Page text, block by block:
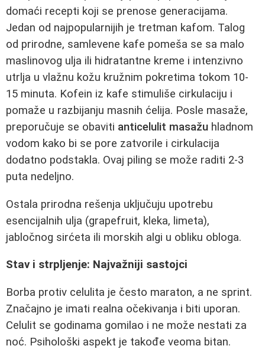
domaći recepti koji se prenose generacijama.
Jedan od najpopularnijih je tretman kafom. Talog
od prirodne, samlevene kafe pomeša se sa malo
maslinovog ulja ili hidratantne kreme i intenzivno
utrlja u vlažnu kožu kružnim pokretima tokom 10-
15 minuta. Kofein iz kafe stimuliše cirkulaciju i
pomaže u razbijanju masnih ćelija. Posle masaže,
preporučuje se obaviti anticelulit masažu hladnom
vodom kako bi se pore zatvorile i cirkulacija
dodatno podstakla. Ovaj piling se može raditi 2-3
puta nedeljno.
Ostala prirodna rešenja uključuju upotrebu
esencijalnih ulja (grapefruit, kleka, limeta),
jabločnog sirćeta ili morskih algi u obliku obloga.
Stav i strpljenje: Najvažniji sastojci
Borba protiv celulita je često maraton, a ne sprint.
Značajno je imati realna očekivanja i biti uporan.
Celulit se godinama gomilao i ne može nestati za
noć. Psihološki aspekt je takođe veoma bitan.